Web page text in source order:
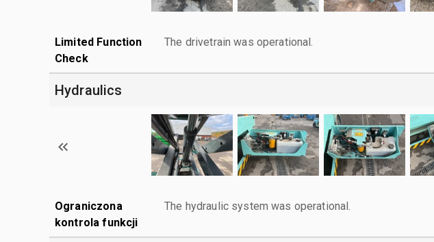
Limited Function
Check
The drivetrain was operational.
Hydraulics
Ograniczona
kontrola funkcji
The hydraulic system was operational.